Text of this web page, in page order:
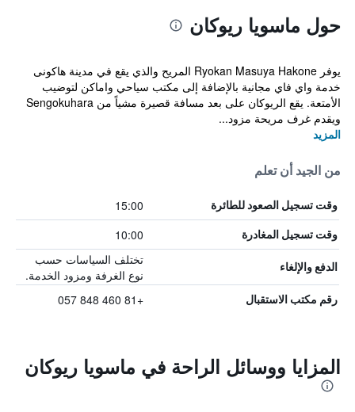
حول ماسويا ريوكان
يوفر Ryokan Masuya Hakone المريح والذي يقع في مدينة هاكونى
خدمة واي فاي مجانية بالإضافة إلى مكتب سياحي واماكن لتوضيب
الأمتعة. يقع الريوكان على بعد مسافة قصيرة مشياً من Sengokuhara
ويقدم غرف مريحة مزود...
المزيد
من الجيد أن تعلم
وقت تسجيل الصعود للطائرة 15:00
وقت تسجيل المغادرة 10:00
الدفع والإلغاء
تختلف السياسات حسب
نوع الغرفة ومزود الخدمة.
رقم مكتب الاستقبال +81 460 848 057
المزايا ووسائل الراحة في ماسويا ريوكان